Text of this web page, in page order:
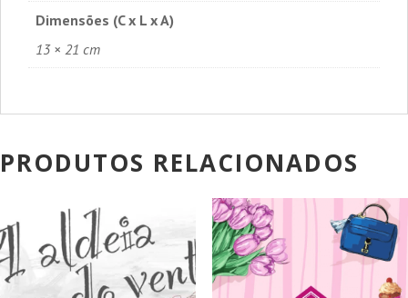
Dimensões (C x L x A)
13 × 21 cm
PRODUTOS RELACIONADOS
PROMOÇÃO! PROMOÇÃO!